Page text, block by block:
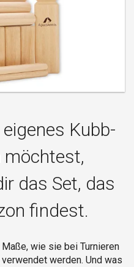
Kubb-
möchtest,
das Set, das
findest.
wie sie bei Turnieren
werden. Und was